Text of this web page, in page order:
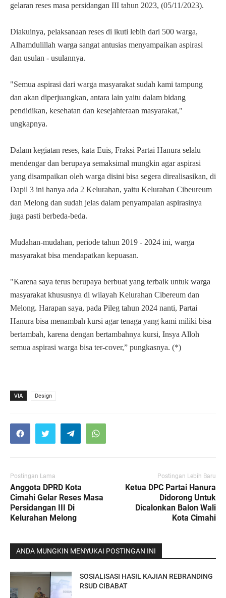
gelaran reses masa persidangan III tahun 2023, (05/11/2023).
Diakuinya, pelaksanaan reses di ikuti lebih dari 500 warga,
Alhamdulillah warga sangat antusias menyampaikan aspirasi
dan usulan - usulannya.
"Semua aspirasi dari warga masyarakat sudah kami tampung
dan akan diperjuangkan, antara lain yaitu dalam bidang
pendidikan, kesehatan dan kesejahteraan masyarakat,"
ungkapnya.
Dalam kegiatan reses, kata Euis, Fraksi Partai Hanura selalu
mendengar dan berupaya semaksimal mungkin agar aspirasi
yang disampaikan oleh warga disini bisa segera direalisasikan, di
Dapil 3 ini hanya ada 2 Kelurahan, yaitu Kelurahan Cibeureum
dan Melong dan sudah jelas dalam penyampaian aspirasinya
juga pasti berbeda-beda.
Mudahan-mudahan, periode tahun 2019 - 2024 ini, warga
masyarakat bisa mendapatkan kepuasan.
"Karena saya terus berupaya berbuat yang terbaik untuk warga
masyarakat khususnya di wilayah Kelurahan Cibereum dan
Melong. Harapan saya, pada Pileg tahun 2024 nanti, Partai
Hanura bisa menambah kursi agar tenaga yang kami miliki bisa
bertambah, karena dengan bertambahnya kursi, Insya Alloh
semua aspirasi warga bisa ter-cover,” pungkasnya. (*)
VIA Design
Postingan Lama
Anggota DPRD Kota
Cimahi Gelar Reses Masa
Persidangan III Di
Kelurahan Melong
Postingan Lebih Baru
Ketua DPC Partai Hanura
Didorong Untuk
Dicalonkan Balon Wali
Kota Cimahi
ANDA MUNGKIN MENYUKAI POSTINGAN INI
SOSIALISASI HASIL KAJIAN REBRANDING
RSUD CIBABAT